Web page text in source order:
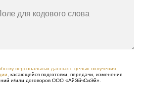
для кодового слова
персональных данных с целью получения
, касающейся подготовки, передачи, изменения
и/или договоров ООО «АйЭйчСиЭй».